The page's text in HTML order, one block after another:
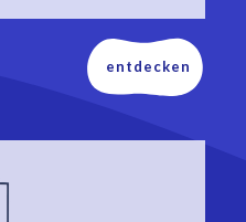
entdecken